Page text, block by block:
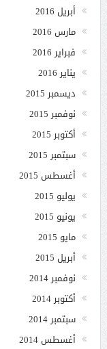
أبريل 2016
مارس 2016
فبراير 2016
يناير 2016
ديسمبر 2015
نوفمبر 2015
أكتوبر 2015
سبتمبر 2015
أغسطس 2015
يوليو 2015
يونيو 2015
مايو 2015
أبريل 2015
نوفمبر 2014
أكتوبر 2014
سبتمبر 2014
أغسطس 2014